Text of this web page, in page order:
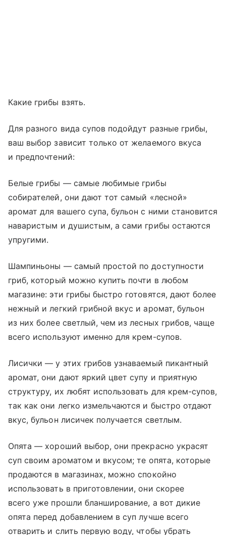
Какие грибы взять.
Для разного вида супов подойдут разные грибы,
ваш выбор зависит только от желаемого вкуса
и предпочтений:
Белые грибы — самые любимые грибы
собирателей, они дают тот самый «лесной»
аромат для вашего супа, бульон с ними становится
наваристым и душистым, а сами грибы остаются
упругими.
Шампиньоны — самый простой по доступности
гриб, который можно купить почти в любом
магазине: эти грибы быстро готовятся, дают более
нежный и легкий грибной вкус и аромат, бульон
из них более светлый, чем из лесных грибов, чаще
всего используют именно для крем-супов.
Лисички — у этих грибов узнаваемый пикантный
аромат, они дают яркий цвет супу и приятную
структуру, их любят использовать для крем-супов,
так как они легко измельчаются и быстро отдают
вкус, бульон лисичек получается светлым.
Опята — хороший выбор, они прекрасно украсят
суп своим ароматом и вкусом; те опята, которые
продаются в магазинах, можно спокойно
использовать в приготовлении, они скорее
всего уже прошли бланширование, а вот дикие
опята перед добавлением в суп лучше всего
отварить и слить первую воду, чтобы убрать